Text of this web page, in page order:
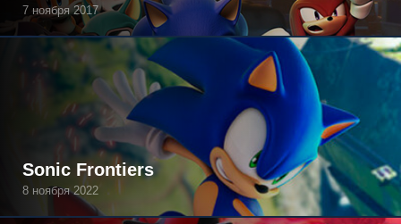
7 ноября 2017
Sonic Frontiers
8 ноября 2022